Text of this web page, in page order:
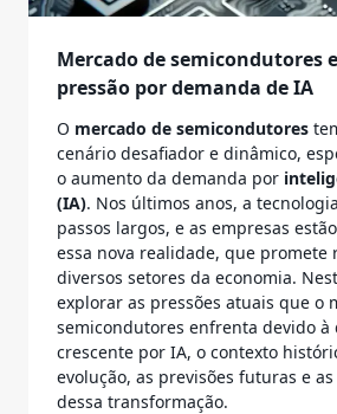
Mercado de semicondutores
pressão por demanda de IA
O mercado de semicondutores
cenário desafiador e dinâmico,
o aumento da demanda por
(IA). Nos últimos anos, a
passos largos, e as empresas
essa nova realidade, que promete
diversos setores da economia.
explorar as pressões atuais que o
semicondutores enfrenta devido à
crescente por IA, o contexto
evolução, as previsões futuras e
dessa transformação.